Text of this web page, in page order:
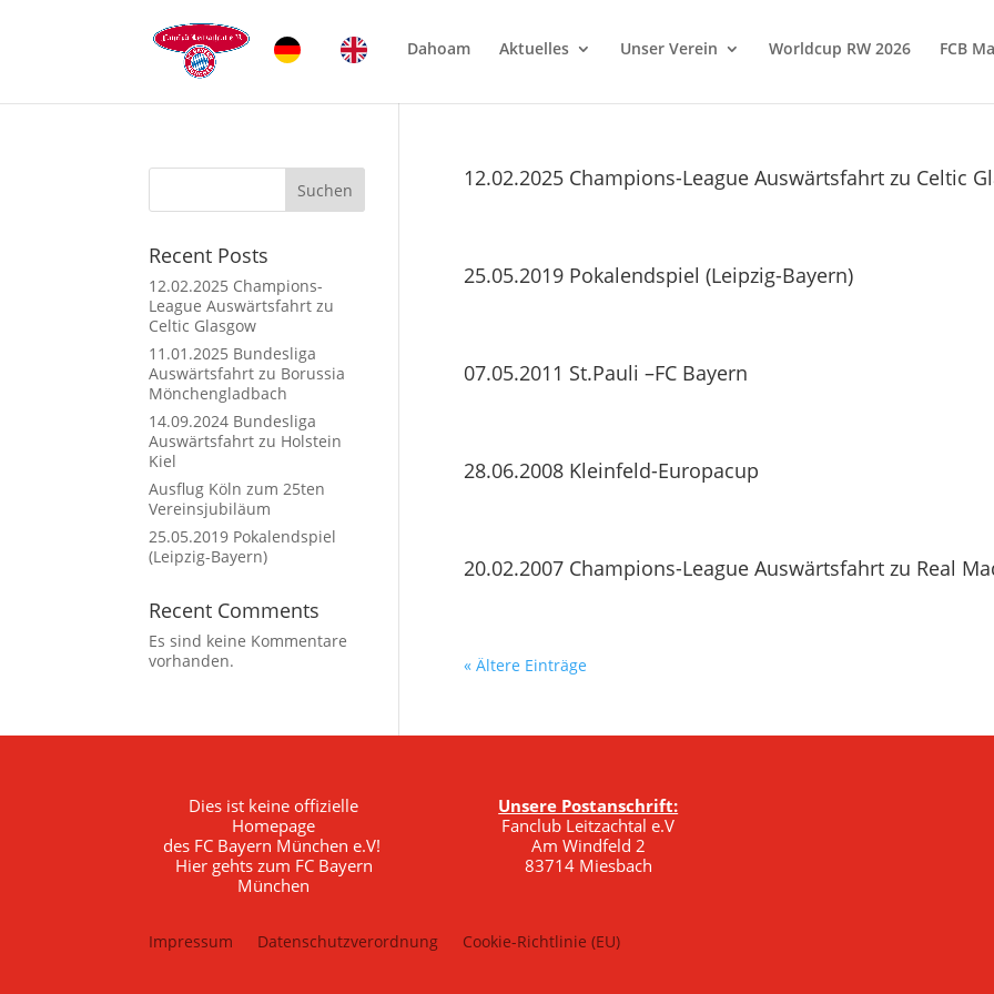
Dahoam Aktuelles Unser Verein Worldcup RW 2026 FCB
12.02.2025 Champions-League Auswärtsfahrt zu Celtic
25.05.2019 Pokalendspiel (Leipzig-Bayern)
07.05.2011 St.Pauli –FC Bayern
28.06.2008 Kleinfeld-Europacup
20.02.2007 Champions-League Auswärtsfahrt zu Real
« Ältere Einträge
Suchen
Recent Posts
12.02.2025 Champions-
League Auswärtsfahrt zu
Celtic Glasgow
11.01.2025 Bundesliga
Auswärtsfahrt zu Borussia
Mönchengladbach
14.09.2024 Bundesliga
Auswärtsfahrt zu Holstein
Kiel
Ausflug Köln zum 25ten
Vereinsjubiläum
25.05.2019 Pokalendspiel
(Leipzig-Bayern)
Recent Comments
Es sind keine Kommentare
vorhanden.
Dies ist keine offizielle
Homepage
des FC Bayern München e.V!
Hier gehts zum FC Bayern
München
Unsere Postanschrift:
Fanclub Leitzachtal e.V
Am Windfeld 2
83714 Miesbach
Impressum Datenschutzverordnung Cookie-Richtlinie (EU)